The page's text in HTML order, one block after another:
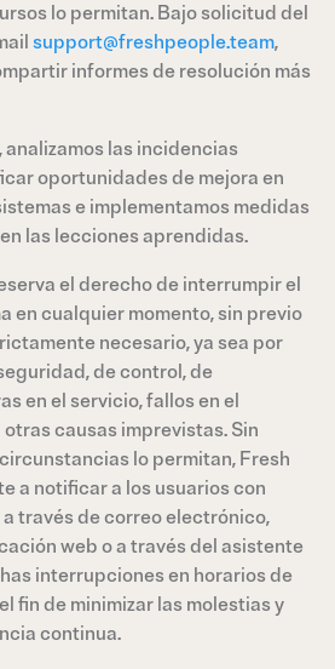
lo permitan. Bajo solicitud del
support@freshpeople.team,
informes de resolución más
analizamos las incidencias
oportunidades de mejora en
e implementamos medidas
las lecciones aprendidas.
el derecho de interrumpir el
en cualquier momento, sin previo
necesario, ya sea por
de control, de
en el servicio, fallos en el
causas imprevistas. Sin
lo permitan, Fresh
a notificar a los usuarios con
través de correo electrónico,
web o a través del asistente
interrupciones en horarios de
fin de minimizar las molestias y
continua.